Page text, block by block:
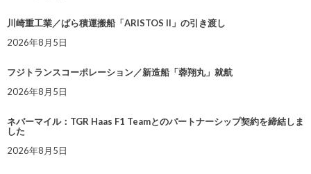
川崎重工業／ばら積運搬船「ARISTOS II」の引き渡し
2026年8月5日
フジトランスコーポレーション／新造船「蓉翔丸」就航
2026年8月5日
ネバーマイル：TGR Haas F1 Teamとのパートナーシップ契約を締結しま
した
2026年8月5日